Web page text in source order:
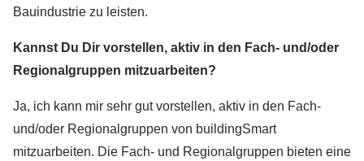
Bauindustrie zu leisten.
Kannst Du Dir vorstellen, aktiv in den Fach- und/oder
Regionalgruppen mitzuarbeiten?
Ja, ich kann mir sehr gut vorstellen, aktiv in den Fach-
und/oder Regionalgruppen von buildingSmart
mitzuarbeiten. Die Fach- und Regionalgruppen bieten eine